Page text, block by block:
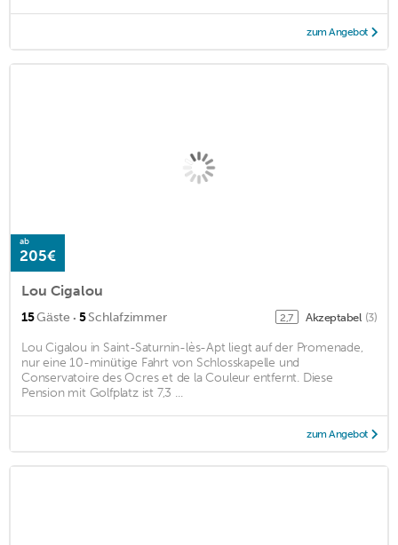
zum Angebot
ab
205€
Lou Cigalou
15Gäste · 5Schlafzimmer 2,7 Akzeptabel (3)
Lou Cigalou in Saint-Saturnin-lès-Apt liegt auf der Promenade,
nur eine 10-minütige Fahrt von Schlosskapelle und
Conservatoire des Ocres et de la Couleur entfernt. Diese
Pension mit Golfplatz ist 7,3 ...
zum Angebot